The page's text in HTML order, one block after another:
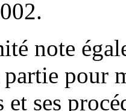
note
partie pour
ses